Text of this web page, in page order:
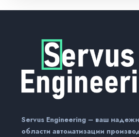
Servus Engineering – ваш
области автоматизации